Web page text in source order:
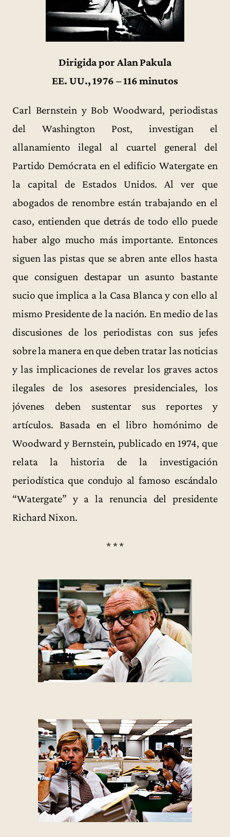
Dirigida por Alan Pakula
EE. UU., 1976 – 116 minutos
Carl Bernstein y Bob Woodward, periodistas
del Washington Post, investigan el
allanamiento ilegal al cuartel general del
Partido Demócrata en el edificio Watergate en
la capital de Estados Unidos. Al ver que
abogados de renombre están trabajando en el
caso, entienden que detrás de todo ello puede
haber algo mucho más importante. Entonces
siguen las pistas que se abren ante ellos hasta
que consiguen destapar un asunto bastante
sucio que implica a la Casa Blanca y con ello al
mismo Presidente de la nación. En medio de las
discusiones de los periodistas con sus jefes
sobre la manera en que deben tratar las noticias
y las implicaciones de revelar los graves actos
ilegales de los asesores presidenciales, los
jóvenes deben sustentar sus reportes y
artículos. Basada en el libro homónimo de
Woodward y Bernstein, publicado en 1974, que
relata la historia de la investigación
periodística que condujo al famoso escándalo
“Watergate” y a la renuncia del presidente
Richard Nixon.
* * *